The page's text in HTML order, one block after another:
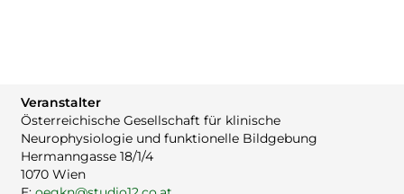
Veranstalter
Österreichische Gesellschaft für klinische
Neurophysiologie und funktionelle Bildgebung
Hermanngasse 18/1/4
1070 Wien